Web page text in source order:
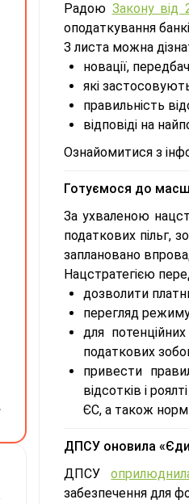
Радою Закону від
оподаткування
З листа можна
новації,
які
правильність
відповіді на
Ознайомитися з
Готуємося до
За ухваленою
податкових пільг,
заплановано
Нацстратегією
дозволити
перегляд
для
податкових
привести
відсотків і
ЄС, а також норм
ДПСУ оновила
ДПСУ
забезпечення для